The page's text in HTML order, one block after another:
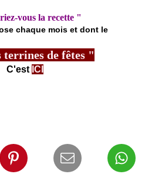
vous la recette "
chaque mois et dont le
terrines de fêtes "
C'est ICI